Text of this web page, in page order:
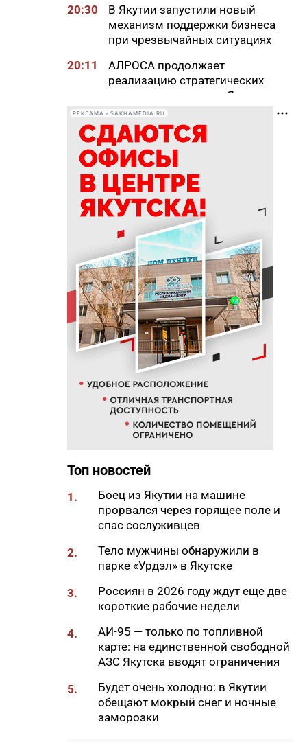
20:30
В Якутии запустили новый
механизм поддержки бизнеса
при чрезвычайных ситуациях
20:11
АЛРОСА продолжает
реализацию стратегических
проектов развития в Якутии
20:00
Более 1,3 тысячи участников
СВО и членов их семей
получили земельные участки
в Якутии
19:50
76% якутян заранее
предупреждают работодателя
об увольнении
Новый аэропорт в Мирном
планируется ввести в
эксплуатацию в 2027 году
19:00
В Якутии работает пилотный
проект «Маршрут заботы» для
пациентов после выписки
В Якутии стартовал
молодежный Суглан коренных
малочисленных народов
Севера
В Якутии заготовлено более
восстановили две единицы
спецтехники в зоне СВО
стабилизируется
игра от якутских
разработчиков
18:01
85-квартирный дом в
Октемцах сдадут в конце
августа
17:50
Минздрав Якутии: раннее
выявление гепатита С
позволяет предотвратить
РЕКЛАМА • SAKHAMEDIA.RU
Топ новостей
1.
Боец из Якутии на машине
прорвался через горящее поле и
спас сослуживцев
2.
Тело мужчины обнаружили в
парке «Урдэл» в Якутске
3.
Россиян в 2026 году ждут еще две
короткие рабочие недели
4.
АИ-95 — только по топливной
карте: на единственной свободной
АЗС Якутска вводят ограничения
5.
Будет очень холодно: в Якутии
обещают мокрый снег и ночные
заморозки